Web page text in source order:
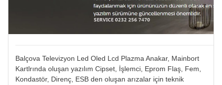
Balçova Televizyon Led Oled Lcd Plazma Anakar, Mainbort
Kartlrında oluşan yazılım Cipset, İşlemci, Eprom Flaş, Fem,
Kondastör, Direnç, ESB den oluşan arızalar için teknik